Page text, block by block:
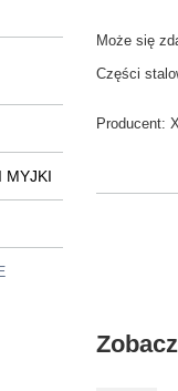
MYJKI
Może się
Części
Producent: